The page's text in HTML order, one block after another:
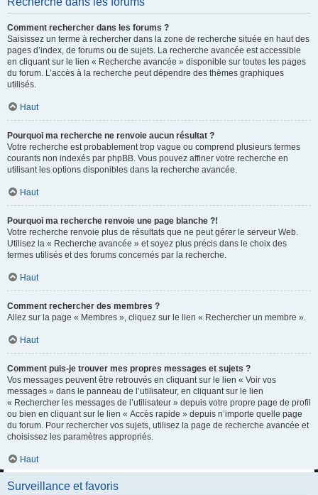
Comment rechercher dans les forums ?
Saisissez un terme à rechercher dans la zone de recherche située en haut des
pages d’index, de forums ou de sujets. La recherche avancée est accessible
en cliquant sur le lien « Recherche avancée » disponible sur toutes les pages
du forum. L’accès à la recherche peut dépendre des thèmes graphiques
utilisés.
Haut
Pourquoi ma recherche ne renvoie aucun résultat ?
Votre recherche est probablement trop vague ou comprend plusieurs termes
courants non indexés par phpBB. Vous pouvez affiner votre recherche en
utilisant les options disponibles dans la recherche avancée.
Haut
Pourquoi ma recherche renvoie une page blanche ?!
Votre recherche renvoie plus de résultats que ne peut gérer le serveur Web.
Utilisez la « Recherche avancée » et soyez plus précis dans le choix des
termes utilisés et des forums concernés par la recherche.
Haut
Comment rechercher des membres ?
Allez sur la page « Membres », cliquez sur le lien « Rechercher un membre ».
Haut
Comment puis-je trouver mes propres messages et sujets ?
Vos messages peuvent être retrouvés en cliquant sur le lien « Voir vos
messages » dans le panneau de l’utilisateur, en cliquant sur le lien
« Rechercher les messages de l’utilisateur » depuis votre propre page de profil
ou bien en cliquant sur le lien « Accès rapide » depuis n’importe quelle page
du forum. Pour rechercher vos sujets, utilisez la page de recherche avancée et
choisissez les paramètres appropriés.
Haut
Surveillance et favoris